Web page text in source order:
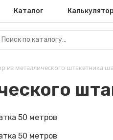
Каталог
из металлического штакетника